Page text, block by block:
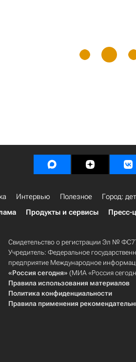
Интервью Полезное Город:
Продукты и сервисы Пресс-
Свидетельство о регистрации Эл №
Учредитель: Федеральное
предприятие Международное
«Россия сегодня» (МИА «Россия
Правила использования материалов
Политика конфиденциальности
Правила применения